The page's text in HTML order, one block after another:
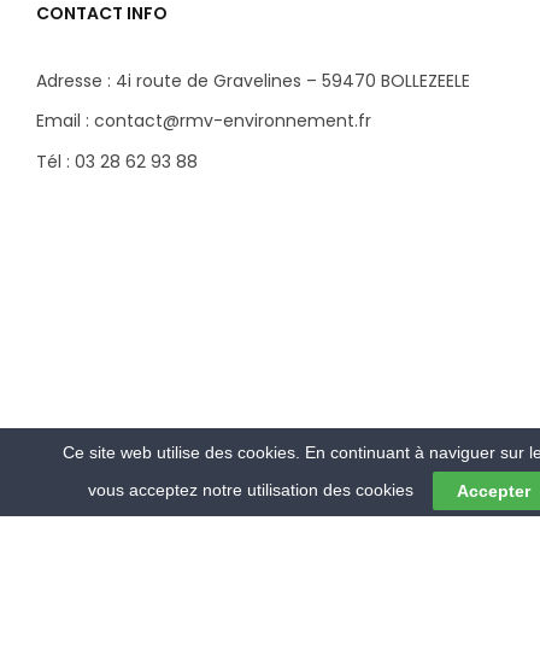
CONTACT INFO
Adresse : 4i route de Gravelines – 59470 BOLLEZEELE
Email : contact@rmv-environnement.fr
Tél : 03 28 62 93 88
Ce site web utilise des cookies. En continuant à naviguer sur
vous acceptez notre utilisation des cookies
Accepter